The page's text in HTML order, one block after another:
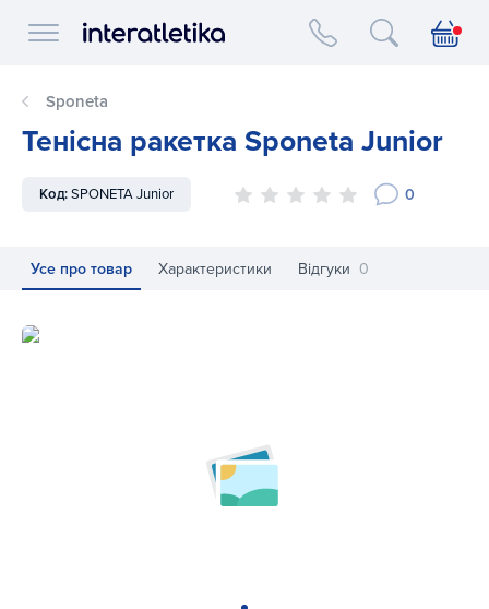
Interatletika logo
Sponeta
Тенісна ракетка Sponeta Junior
Код:SPONETA Junior 0
Усе про товар Характеристики Відгуки 0
Тенісна ракетка Sponeta Junior